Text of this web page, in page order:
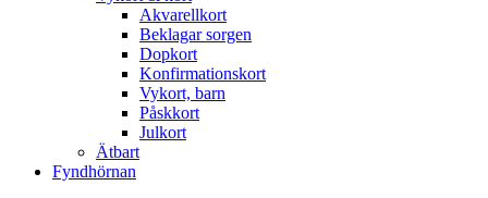
Akvarellkort
Beklagar sorgen
Dopkort
Konfirmationskort
Vykort, barn
Påskkort
Julkort
Ätbart
Fyndhörnan